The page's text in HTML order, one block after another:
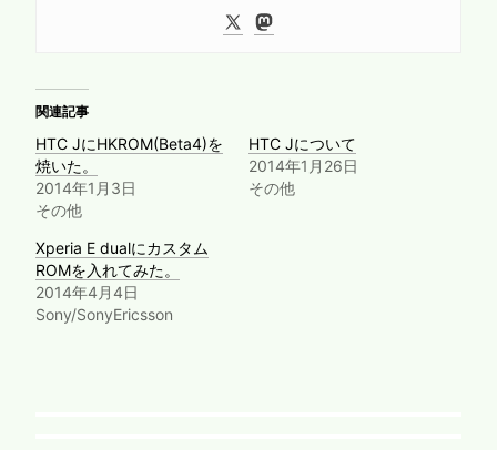
関連記事
HTC JにHKROM(Beta4)を
焼いた。
2014年1月3日
その他
HTC Jについて
2014年1月26日
その他
Xperia E dualにカスタム
ROMを入れてみた。
2014年4月4日
Sony/SonyEricsson